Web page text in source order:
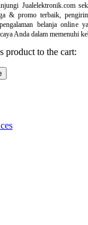
Jualelektronik.com
& promo terbaik,
belanja online
Anda dalam memenuhi
product to the cart: